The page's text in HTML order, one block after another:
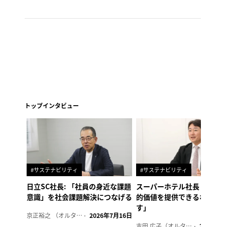
トップインタビュー
#サステナビリティ
日立SC社長: 「社員の身近な課題
意識」を社会課題解決につなげる
京正裕之 （オルタナ副編集長）
2026年7月16日
#サステナビリティ
スーパーホテル社長「地域
的価値を提供できるホテル
す」